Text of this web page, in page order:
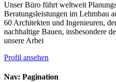
Unser Büro führt weltweit
Beratungsleistungen im Lehmbau
60 Architekten und Ingenieuren,
nachhaltige Bauen, insbesondere
unsere Arbei
Profil ansehen
Nav: Pagination